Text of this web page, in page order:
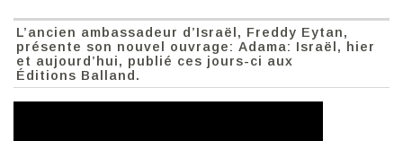
L’ancien ambassadeur d’Israël, Freddy Eytan,
présente son nouvel ouvrage: Adama: Israël, hier
et aujourd’hui, publié ces jours-ci aux
Éditions Balland.